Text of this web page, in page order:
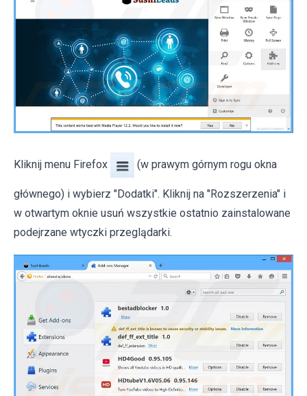
Kliknij menu Firefox (w prawym górnym rogu okna
głównego) i wybierz "Dodatki". Kliknij na "Rozszerzenia" i
w otwartym oknie usuń wszystkie ostatnio zainstalowane
podejrzane wtyczki przeglądarki.